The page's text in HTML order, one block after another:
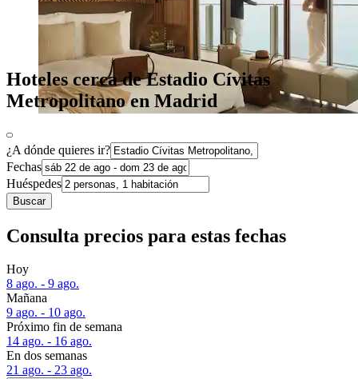
Hoteles cerca de Estadio Cívitas
Metropolitano en Madrid
¿A dónde quieres ir?
Fechas
Huéspedes
Buscar
Consulta precios para estas fechas
Hoy
8 ago. - 9 ago.
Mañana
9 ago. - 10 ago.
Próximo fin de semana
14 ago. - 16 ago.
En dos semanas
21 ago. - 23 ago.